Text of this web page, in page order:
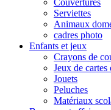
Serviettes
Animaux
cadres photo
Enfants et jeux
Crayons de
Jeux de cartes
Jouets
Peluches
Matériaux